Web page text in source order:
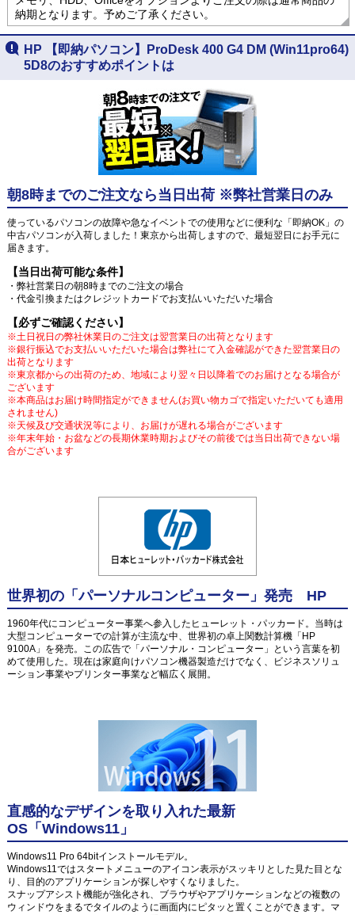
納期となります。予めご了承ください。
HP 【即納パソコン】ProDesk 400 G4 DM (Win11pro64)
5D8のおすすめポイントは
朝8時までのご注文なら当日出荷 ※弊社営業日のみ
使っているパソコンの故障や急なイベントでの使用などに便利な「即納OK」の
中古パソコンが入荷しました！東京から出荷しますので、最短翌日にお手元に
届きます。
【当日出荷可能な条件】
・弊社営業日の朝8時までのご注文の場合
・代金引換またはクレジットカードでお支払いいただいた場合
【必ずご確認ください】
※土日祝日の弊社休業日のご注文は翌営業日の出荷となります
※銀行振込でお支払いいただいた場合は弊社にて入金確認ができた翌営業日の
出荷となります
※東京都からの出荷のため、地域により翌々日以降着でのお届けとなる場合が
ございます
※本商品はお届け時間指定ができません(お買い物カゴで指定いただいても適用
されません)
※天候及び交通状況等により、お届けが遅れる場合がございます
※年末年始・お盆などの長期休業時期およびその前後では当日出荷できない場
合がございます
世界初の「パーソナルコンピューター」発売 HP
1960年代にコンピューター事業へ参入したヒューレット・パッカード。当時は
大型コンピューターでの計算が主流な中、世界初の卓上関数計算機「HP
9100A」を発売。この広告で「パーソナル・コンピューター」という言葉を初
めて使用した。現在は家庭向けパソコン機器製造だけでなく、ビジネスソリュ
ーション事業やプリンター事業など幅広く展開。
直感的なデザインを取り入れた最新
OS「Windows11」
Windows11 Pro 64bitインストールモデル。
Windows11ではスタートメニューのアイコン表示がスッキリとした見た目とな
り、目的のアプリケーションが探しやすくなりました。
スナップアシスト機能が強化され、ブラウザやアプリケーションなどの複数の
ウィンドウをまるでタイルのように画面内にピタッと置くことができます。マ